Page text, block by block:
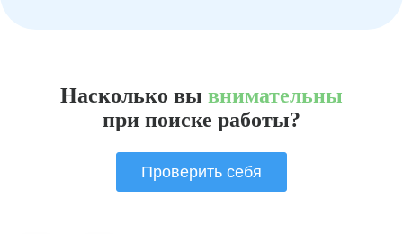
Насколько вы внимательны
при поиске работы?
Проверить себя